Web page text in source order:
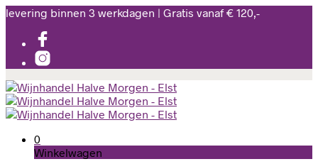
levering binnen 3 werkdagen | Gratis vanaf € 120,-
0
Winkelwagen